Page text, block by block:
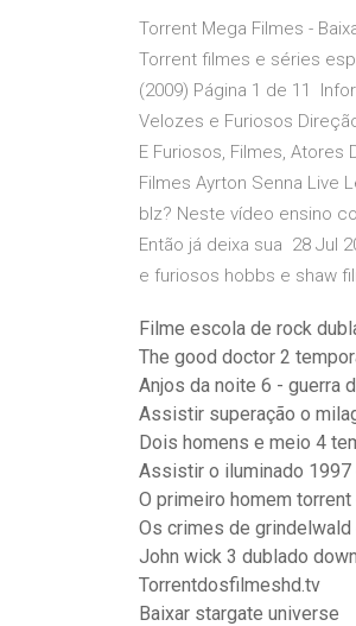
Torrent Mega Filmes -
Torrent filmes e séries
(2009) Página 1 de 11
Velozes e Furiosos
E Furiosos, Filmes,
Filmes Ayrton Senna Live
blz? Neste vídeo ensino
Então já deixa sua 28 Jul
e furiosos hobbs e shaw
Filme escola de rock
The good doctor 2
Anjos da noite 6 - guerra
Assistir superação o
Dois homens e meio 4
Assistir o iluminado
O primeiro homem torrent
Os crimes de
John wick 3 dublado
Torrentdosfilmeshd.tv
Baixar stargate universe